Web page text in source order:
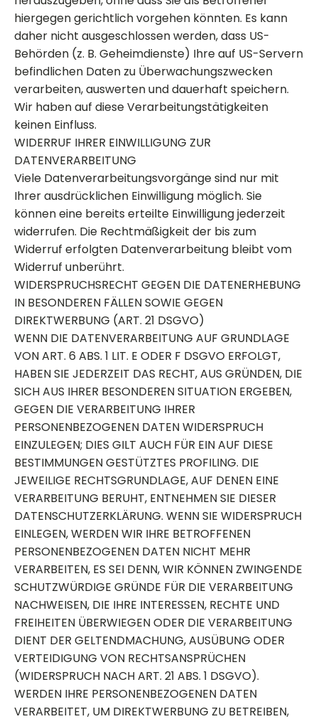
hiergegen gerichtlich vorgehen könnten. Es kann
daher nicht ausgeschlossen werden, dass US-
Behörden (z. B. Geheimdienste) Ihre auf US-Servern
befindlichen Daten zu Überwachungszwecken
verarbeiten, auswerten und dauerhaft speichern.
Wir haben auf diese Verarbeitungstätigkeiten
keinen Einfluss.
WIDERRUF IHRER EINWILLIGUNG ZUR
DATENVERARBEITUNG
Viele Datenverarbeitungsvorgänge sind nur mit
Ihrer ausdrücklichen Einwilligung möglich. Sie
können eine bereits erteilte Einwilligung jederzeit
widerrufen. Die Rechtmäßigkeit der bis zum
Widerruf erfolgten Datenverarbeitung bleibt vom
Widerruf unberührt.
WIDERSPRUCHSRECHT GEGEN DIE DATENERHEBUNG
IN BESONDEREN FÄLLEN SOWIE GEGEN
DIREKTWERBUNG (ART. 21 DSGVO)
WENN DIE DATENVERARBEITUNG AUF GRUNDLAGE
VON ART. 6 ABS. 1 LIT. E ODER F DSGVO ERFOLGT,
HABEN SIE JEDERZEIT DAS RECHT, AUS GRÜNDEN, DIE
SICH AUS IHRER BESONDEREN SITUATION ERGEBEN,
GEGEN DIE VERARBEITUNG IHRER
PERSONENBEZOGENEN DATEN WIDERSPRUCH
EINZULEGEN; DIES GILT AUCH FÜR EIN AUF DIESE
BESTIMMUNGEN GESTÜTZTES PROFILING. DIE
JEWEILIGE RECHTSGRUNDLAGE, AUF DENEN EINE
VERARBEITUNG BERUHT, ENTNEHMEN SIE DIESER
DATENSCHUTZERKLÄRUNG. WENN SIE WIDERSPRUCH
EINLEGEN, WERDEN WIR IHRE BETROFFENEN
PERSONENBEZOGENEN DATEN NICHT MEHR
VERARBEITEN, ES SEI DENN, WIR KÖNNEN ZWINGENDE
SCHUTZWÜRDIGE GRÜNDE FÜR DIE VERARBEITUNG
NACHWEISEN, DIE IHRE INTERESSEN, RECHTE UND
FREIHEITEN ÜBERWIEGEN ODER DIE VERARBEITUNG
DIENT DER GELTENDMACHUNG, AUSÜBUNG ODER
VERTEIDIGUNG VON RECHTSANSPRÜCHEN
(WIDERSPRUCH NACH ART. 21 ABS. 1 DSGVO).
WERDEN IHRE PERSONENBEZOGENEN DATEN
VERARBEITET, UM DIREKTWERBUNG ZU BETREIBEN,